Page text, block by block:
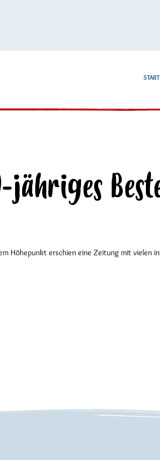
Höhepunkt erschien eine Zeitung mit vielen